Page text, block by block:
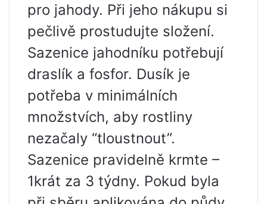
pro jahody. Při jeho nákupu si
pečlivě prostudujte složení.
Sazenice jahodníku potřebují
draslík a fosfor. Dusík je
potřeba v minimálních
množstvích, aby rostliny
nezačaly “tloustnout”.
Sazenice pravidelně krmte –
1krát za 3 týdny. Pokud byla